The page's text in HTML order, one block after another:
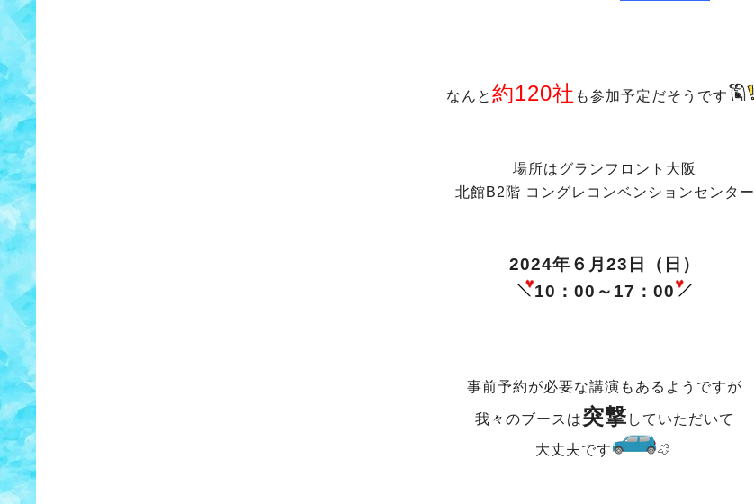
なんと 約120社 も参加予定だそうです
場所はグランフロント大阪
北館B2階 コングレコンベンションセンター
2024年６月23日（日）
10：00～17：00
事前予約が必要な講演もあるようですが
我々のブースは突撃 していただいて
大丈夫です